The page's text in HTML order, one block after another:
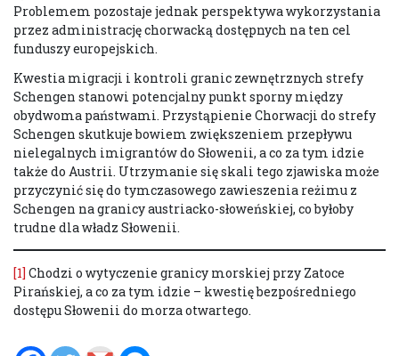
Problemem pozostaje jednak perspektywa wykorzystania
przez administrację chorwacką dostępnych na ten cel
funduszy europejskich.
Kwestia migracji i kontroli granic zewnętrznych strefy
Schengen stanowi potencjalny punkt sporny między
obydwoma państwami. Przystąpienie Chorwacji do strefy
Schengen skutkuje bowiem zwiększeniem przepływu
nielegalnych imigrantów do Słowenii, a co za tym idzie
także do Austrii. Utrzymanie się skali tego zjawiska może
przyczynić się do tymczasowego zawieszenia reżimu z
Schengen na granicy austriacko-słoweńskiej, co byłoby
trudne dla władz Słowenii.
[1] Chodzi o wytyczenie granicy morskiej przy Zatoce
Pirańskiej, a co za tym idzie – kwestię bezpośredniego
dostępu Słowenii do morza otwartego.